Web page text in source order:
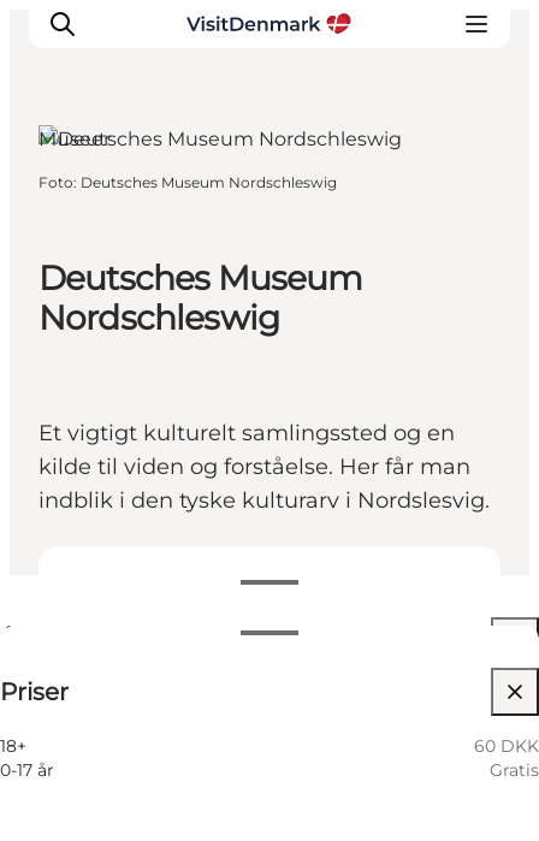
Oplevelser
Overnatning
Planlæg ferien
Deutsches Museum
Nordschleswig
Et vigtigt kulturelt samlingssted og en
kilde til viden og forståelse. Her får man
indblik i den tyske kulturarv i Nordslesvig.
Filtrér efter måned
Torsdag
7 August
10:00 AM–04:00 PM
Priser
18+
60 DKK
0-17 år
Gratis
Museer
Foto: Deutsches Museum Nordschleswig